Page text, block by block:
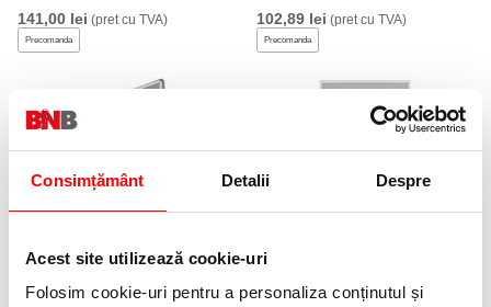
Consimțământ Detalii Despre
Acest site utilizează cookie-uri
Folosim cookie-uri pentru a personaliza conținutul și
141,00 lei (pret cu TVA)
Precomanda
102,89 lei (pret cu TVA)
Precomanda
colturi rotunjite, argintie, A4
80,66 lei(pret cu TVA)
colturi ascutite, argintie, B1
226,74 lei (pret cu TVA)